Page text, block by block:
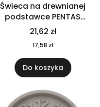
Świeca na drewnianej
podstawce PENTAS
MO6282-40
21,62 zł
17,58 zł
Do koszyka